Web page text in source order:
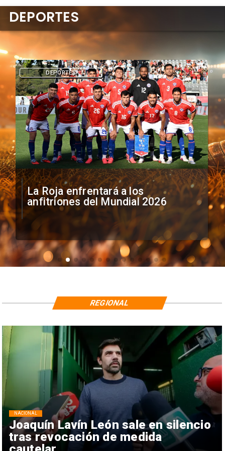
La Roja enfrentará a los
anfitriones del Mundial 2026
DEPORTES
DEPORTES
Joaquín Lavín León sale en silencio
tras revocación de medida
NACIONAL
REGIONAL